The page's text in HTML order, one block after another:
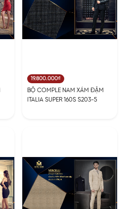
19.800.000₫
BỘ COMPLE NAM XÁM ĐẬM
ITALIA SUPER 160S S203-5